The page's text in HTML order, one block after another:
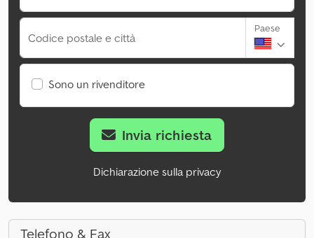
Codice postale e città
Paese
Sono un rivenditore
Invia richiesta
Dichiarazione sulla privacy
Telefono & Fax